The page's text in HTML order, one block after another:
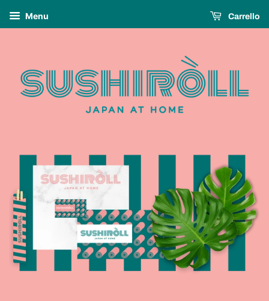
Menu Carrello